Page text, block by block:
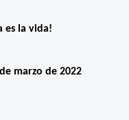
es la vida!
marzo de 2022